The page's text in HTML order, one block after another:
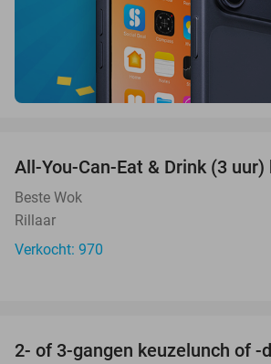
All-You-Can-Eat & Drink (3
Beste Wok
Rillaar
Verkocht: 970
2- of 3-gangen keuzelunch of -